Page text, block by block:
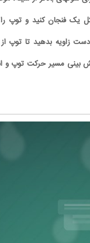
فنجان کنید و توپ را
زاویه بدهید تا توپ
پیش بینی مسیر حرکت توپ